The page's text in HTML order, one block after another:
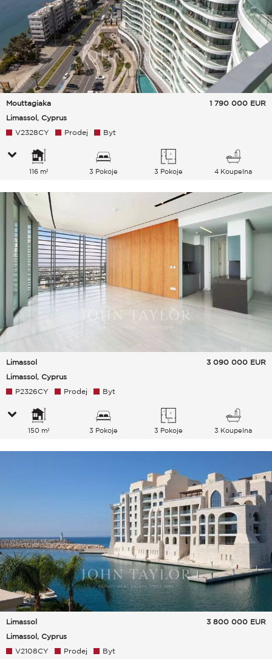
Mouttagiaka
Limassol, Cyprus
1 790 000 EUR
V2328CY Prodej Byt
116 m² 3 Pokoje 3 Pokoje 4 Koupelna
Limassol
Limassol, Cyprus
3 090 000 EUR
P2326CY Prodej Byt
150 m² 3 Pokoje 3 Pokoje 3 Koupelna
Limassol
Limassol, Cyprus
3 800 000 EUR
V2108CY Prodej Byt